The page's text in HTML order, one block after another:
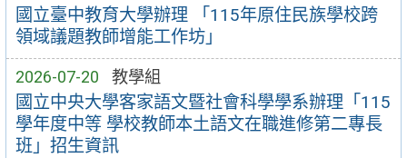
國立臺中教育大學辦理 「115年原住民族學校跨
領域議題教師增能工作坊」
2026-07-20 教學組
國立中央大學客家語文暨社會科學學系辦理「115
學年度中等 學校教師本土語文在職進修第二專長
班」招生資訊